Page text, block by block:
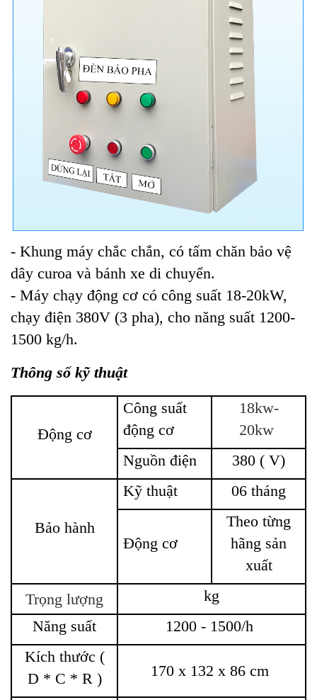
- Khung máy chắc chắn, có tấm chăn bảo vệ
dây curoa và bánh xe di chuyển.
- Máy chạy động cơ có công suất 18-20kW,
chạy điện 380V (3 pha), cho năng suất 1200-
1500 kg/h.
Thông số kỹ thuật
Động cơ
Công suất
động cơ
18kw-
20kw
Nguồn điện
380 ( V)
Bảo hành
Kỹ thuật 06 tháng
Động cơ
Theo từng
hãng sản
xuất
Trọng lượng
kg
Năng suất
1200 - 1500/h
Kích thước (
D * C * R )
170 x 132 x 86 cm